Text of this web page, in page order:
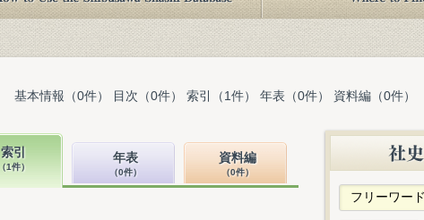
基本情報（0件） 目次（0件） 索引（1件） 年表（0件） 資料編（0件）
索引
（1件）
年表
（0件）
資料編
（0件）